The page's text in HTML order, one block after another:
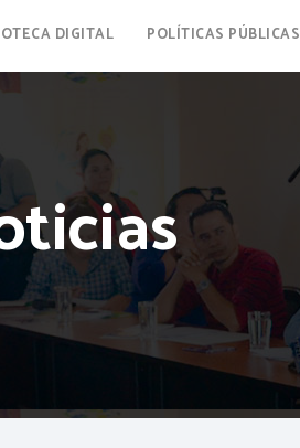
DIGITAL POLÍTICAS PÚBLICAS